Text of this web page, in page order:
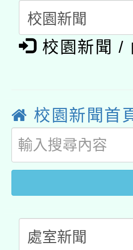
「數位內容
pilot」
有關大陸委
薪期間赴
轉知經濟
用水績優單
動」
桃園市孔
開 智慧啟航
2026年桃
校園新聞 /
校園新聞首